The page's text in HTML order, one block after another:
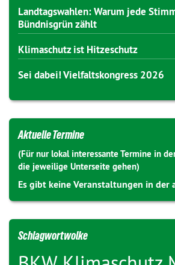
Landtagswahlen: Warum jede
Bündnisgrün zählt
Klimaschutz ist Hitzeschutz
Sei dabei! Vielfaltskongress 2026
Aktuelle Termine
(Für nur lokal interessante Termine in
die jeweilige Unterseite gehen)
Es gibt keine Veranstaltungen in der
Schlagwortwolke